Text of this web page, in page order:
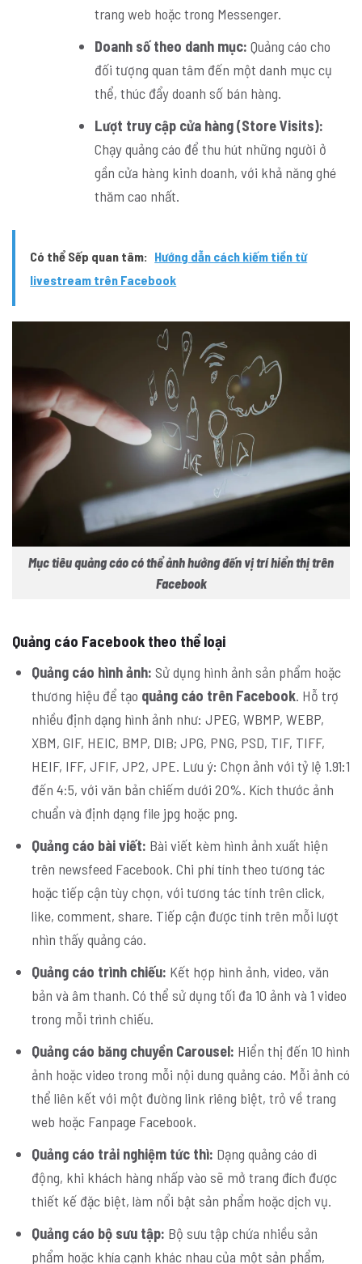
trang web hoặc trong Messenger.
Doanh số theo danh mục: Quảng cáo cho
đối tượng quan tâm đến một danh mục cụ
thể, thúc đẩy doanh số bán hàng.
Lượt truy cập cửa hàng (Store Visits):
Chạy quảng cáo để thu hút những người ở
gần cửa hàng kinh doanh, với khả năng ghé
thăm cao nhất.
Có thể Sếp quan tâm: Hướng dẫn cách kiếm tiền từ
livestream trên Facebook
Mục tiêu quảng cáo có thể ảnh hưởng đến vị trí hiển thị trên
Facebook
Quảng cáo Facebook theo thể loại
Quảng cáo hình ảnh: Sử dụng hình ảnh sản phẩm hoặc
thương hiệu để tạo quảng cáo trên Facebook. Hỗ trợ
nhiều định dạng hình ảnh như: JPEG, WBMP, WEBP,
XBM, GIF, HEIC, BMP, DIB; JPG, PNG, PSD, TIF, TIFF,
HEIF, IFF, JFIF, JP2, JPE. Lưu ý: Chọn ảnh với tỷ lệ 1.91:1
đến 4:5, với văn bản chiếm dưới 20%. Kích thước ảnh
chuẩn và định dạng file jpg hoặc png.
Quảng cáo bài viết: Bài viết kèm hình ảnh xuất hiện
trên newsfeed Facebook. Chi phí tính theo tương tác
hoặc tiếp cận tùy chọn, với tương tác tính trên click,
like, comment, share. Tiếp cận được tính trên mỗi lượt
nhìn thấy quảng cáo.
Quảng cáo trình chiếu: Kết hợp hình ảnh, video, văn
bản và âm thanh. Có thể sử dụng tối đa 10 ảnh và 1 video
trong mỗi trình chiếu.
Quảng cáo băng chuyền Carousel: Hiển thị đến 10 hình
ảnh hoặc video trong mỗi nội dung quảng cáo. Mỗi ảnh có
thể liên kết với một đường link riêng biệt, trỏ về trang
web hoặc Fanpage Facebook.
Quảng cáo trải nghiệm tức thì: Dạng quảng cáo di
động, khi khách hàng nhấp vào sẽ mở trang đích được
thiết kế đặc biệt, làm nổi bật sản phẩm hoặc dịch vụ.
Quảng cáo bộ sưu tập: Bộ sưu tập chứa nhiều sản
phẩm hoặc khía cạnh khác nhau của một sản phẩm,